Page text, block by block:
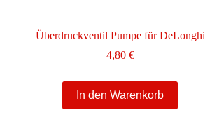
Überdruckventil Pumpe für DeLonghi
4,80 €
In den Warenkorb